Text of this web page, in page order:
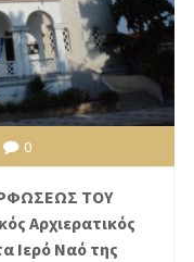
0
ΤΟΥ
Αρχιερατικός
Ιερό Ναό της